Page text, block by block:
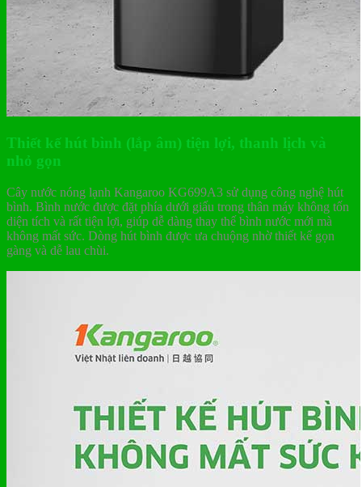
Thiết kế hút bình (lắp âm) tiện lợi, thanh lịch và
nhỏ gọn
Cây nước nóng lạnh Kangaroo KG699A3 sử dụng công nghệ hút
bình. Bình nước được đặt phía dưới giấu trong thân máy không tốn
diện tích và rất tiện lợi, giúp dễ dàng thay thế bình nước mới mà
không mất sức. Dòng hút bình được ưa chuộng nhờ thiết kế gọn
gàng và dễ lau chùi.